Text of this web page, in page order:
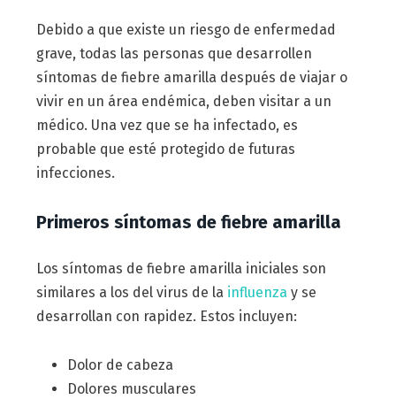
Debido a que existe un riesgo de enfermedad
grave, todas las personas que desarrollen
síntomas de fiebre amarilla después de viajar o
vivir en un área endémica, deben visitar a un
médico. Una vez que se ha infectado, es
probable que esté protegido de futuras
infecciones.
Primeros síntomas de fiebre amarilla
Los síntomas de fiebre amarilla iniciales son
similares a los del virus de la influenza y se
desarrollan con rapidez. Estos incluyen:
Dolor de cabeza
Dolores musculares